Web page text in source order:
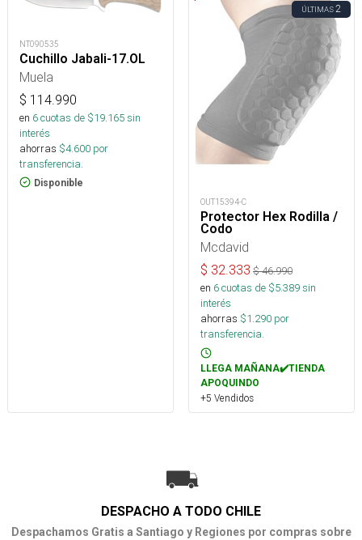
NT090535
Cuchillo Jabali-17.OL
Muela
$ 114.990
en 6cuotas de $19.165sin
interés
ahorras $4.600 por
transferencia.
Disponible
ÚLTIMAS2
OUT15394-C
Protector Hex Rodilla /
Codo
Mcdavid
$ 32.333 $46.990
en 6cuotas de $5.389sin
interés
ahorras $1.290 por
transferencia.
LLEGA MAÑANA✔️TIENDA
APOQUINDO
+5 Vendidos
DESPACHO A TODO CHILE
Despachamos Gratis a Santiago y Regiones por compras sobre